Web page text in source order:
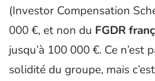
(Investor Compensation
000 €, et non du FGDR
jusqu’à 100 000 €. Ce n’est
solidité du groupe, mais